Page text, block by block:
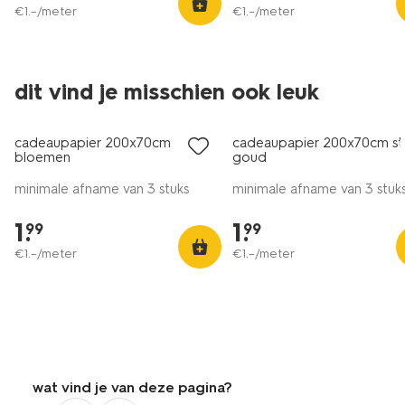
€1.–/meter €1.–/meter
dit vind je misschien ook leuk
cadeaupapier 200x70cm
bloemen
minimale afname van 3 stuks
1.
99
€1.–/meter
cadeaupapier 200x70cm
goud
minimale afname van 3
1.
99
€1.–/meter
wat vind je van deze pagina?